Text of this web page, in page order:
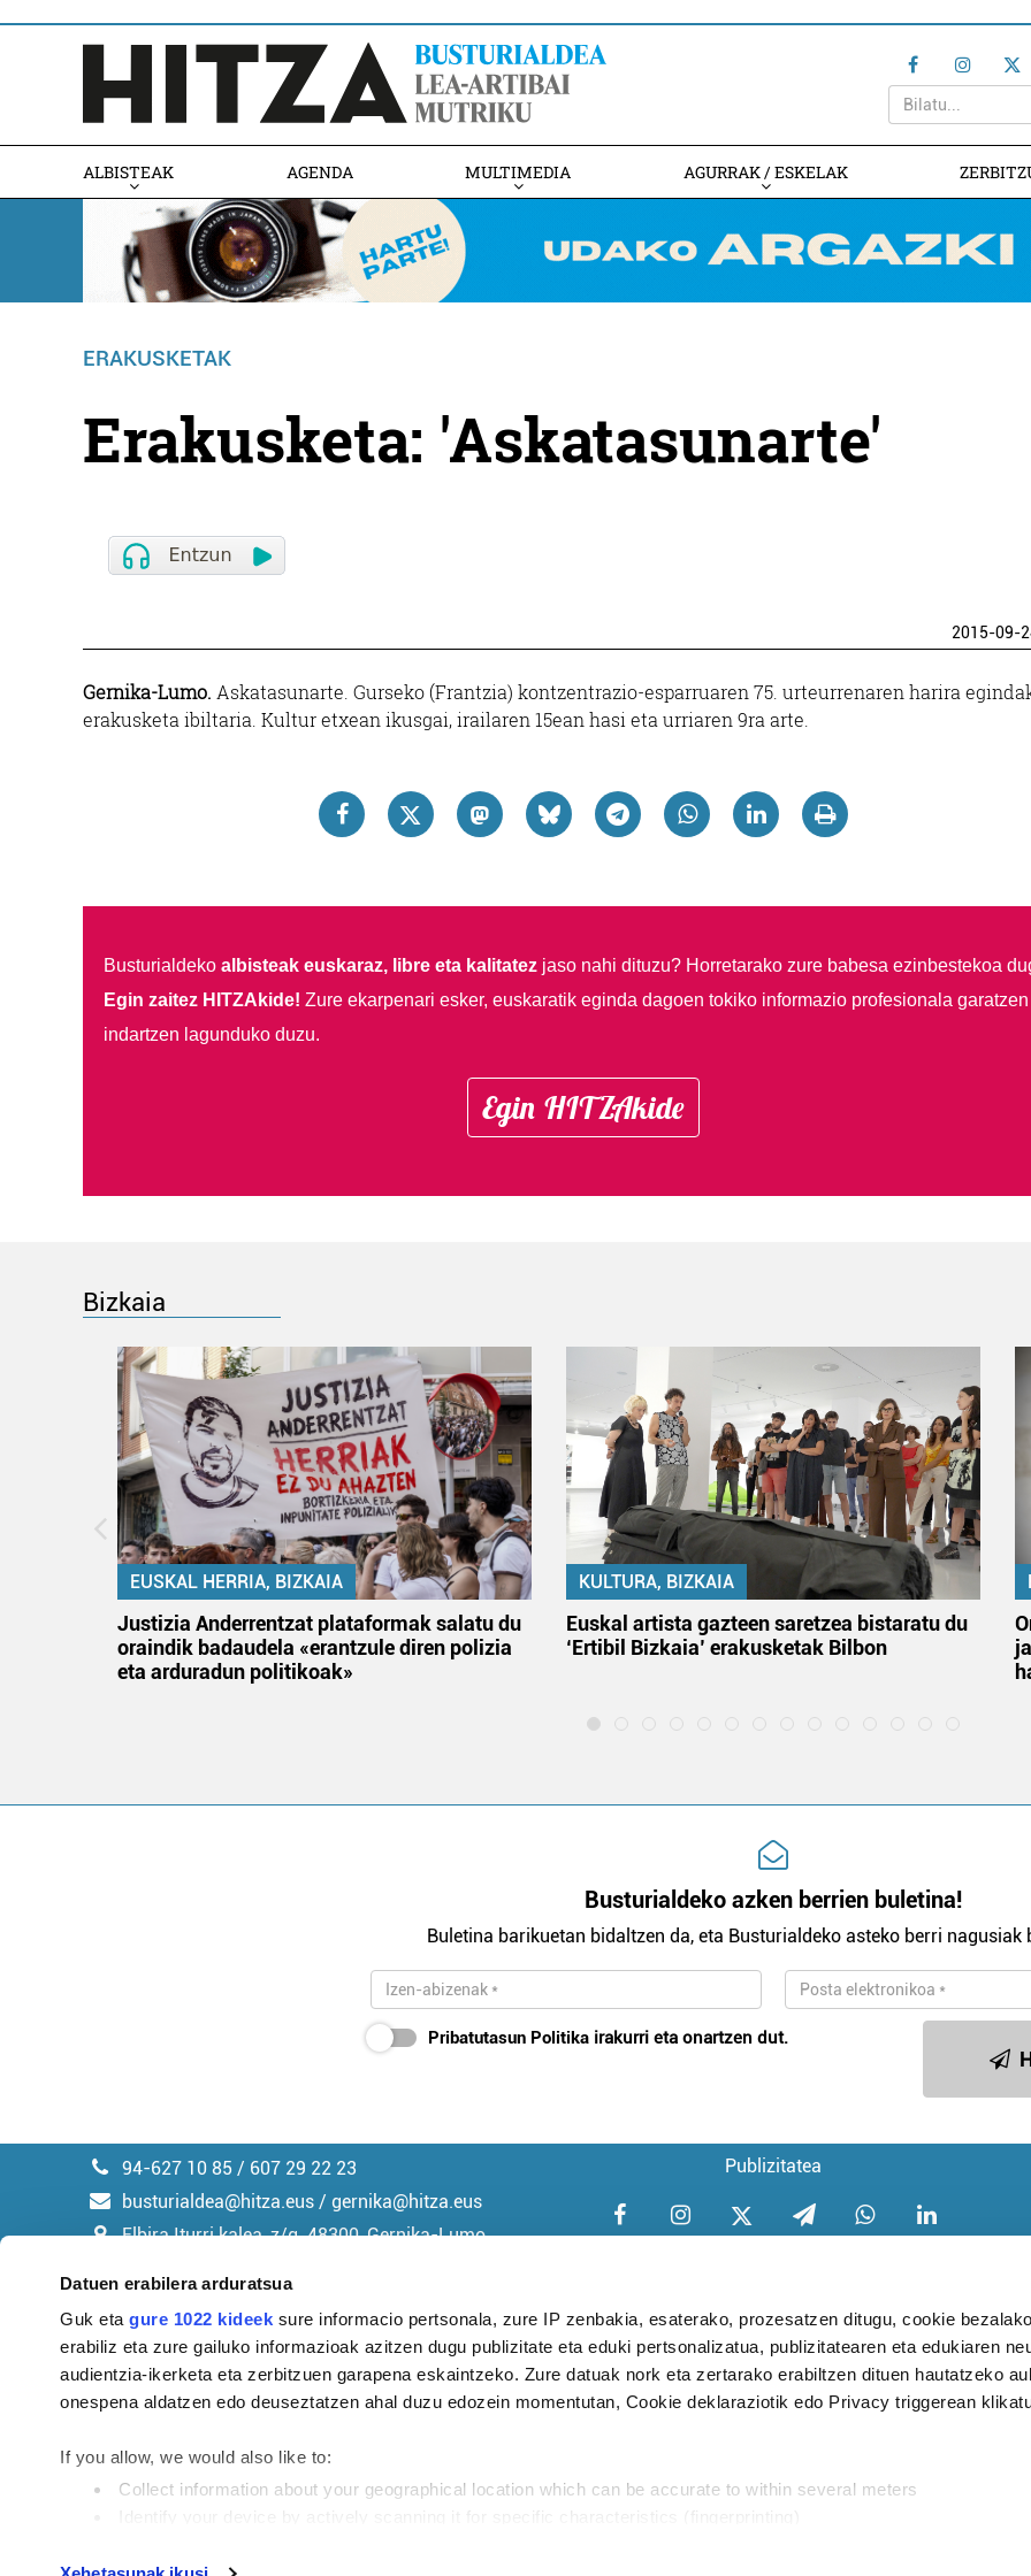
Datuen erabilera arduratsua
Guk etagure 1022 kideek sure informacio pertsonala, zure IP zenbakia, esaterako, prozesatzen ditugu, cookie
erabiliz eta zure gailuko informazioak azitzen dugu publizitate eta eduki pertsonalizatua, publizitatearen eta edukiaren
audientzia-ikerketa eta zerbitzuen garapena eskaintzeko. Zure datuak nork eta zertarako erabiltzen dituen hautatzeko
onespena aldatzen edo deuseztatzen ahal duzu edozein momentutan, Cookie deklaraziotik edo Privacy triggerean
If you allow, we would also like to:
Collect information about your geographical location which can be accurate to within several meters
ALBISTEAK AGENDA MULTIMEDIA AGURRAK / ESKELAK
ERAKUSKETAK
Erakusketa: 'Askatasunarte'
2015-09-
Gernika-Lumo. Askatasunarte. Gurseko (Frantzia) kontzentrazio-esparruaren 75. urteurrenaren harira
erakusketa ibiltaria. Kultur etxean ikusgai, irailaren 15ean hasi eta urriaren 9ra arte.
Busturialdeko albisteak euskaraz, libre eta kalitatezjaso nahi dituzu? Horretarako zure babesa ezinbestekoa
Egin zaitez HITZAkide! Zure ekarpenari esker, euskaratik eginda dagoen tokiko informazio profesionala garatzen
indartzen lagunduko duzu.
Egin HITZAkide
Bizkaia
EUSKAL HERRIA, BIZKAIA
Justizia Anderrentzat plataformak salatu du
oraindik badaudela «erantzule diren polizia
eta arduradun politikoak»
KULTURA, BIZKAIA
Euskal artista gazteen saretzea bistaratu du
‘Ertibil Bizkaia’ erakusketak Bilbon
Busturialdeko azken berrien buletina!
Buletina barikuetan bidaltzen da, eta Busturialdeko asteko berri nagusiak
Pribatutasun Politika irakurri eta onartzen dut.
94-627 10 85 / 607 29 22 23
busturialdea@hitza.eus / gernika@hitza.eus
Elbira Iturri kalea, z/g. 48300, Gernika-Lumo
Publizitatea
Argitalpen politika Aniztasun politika Pribatutasun
Tokiko informazioa profesionaltasunez eta euskaratik, modu librean kontatzea da gure eginkizuna.